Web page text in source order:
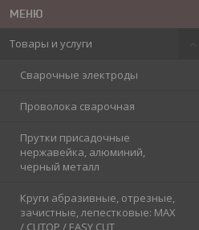
Товары и услуги
Сварочные электроды
Проволока сварочная
Прутки присадочные
нержавейка, алюминий,
черный металл
Круги абразивные, отрезные,
зачистные, лепестковые: MAX
/ CUTOP / EASY CUT